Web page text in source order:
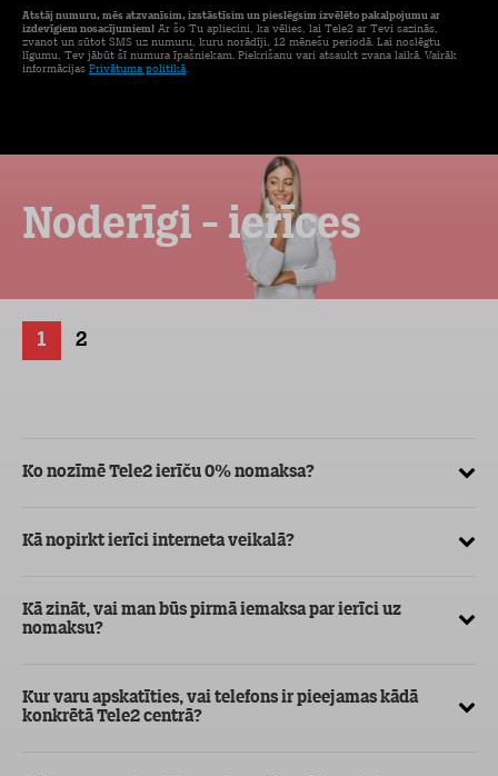
Atstāj numuru, mēs atzvanīsim, izstāstīsim un pieslēgsim izvēlēto pakalpojumu ar
izdevīgiem nosacījumiem! Ar šo Tu apliecini, ka vēlies, lai Tele2 ar Tevi sazinās,
zvanot un sūtot SMS uz numuru, kuru norādīji, 12 mēnešu periodā. Lai noslēgtu
līgumu, Tev jābūt šī numura īpašniekam. Piekrišanu vari atsaukt zvana laikā. Vairāk
informācijas Privātuma politikā.
Noderīgi - ierīces
1 2
Ko nozīmē Tele2 ierīču 0% nomaksa?
Kā nopirkt ierīci interneta veikalā?
Kā zināt, vai man būs pirmā iemaksa par ierīci uz
nomaksu?
Kur varu apskatīties, vai telefons ir pieejamas kādā
konkrētā Tele2 centrā?